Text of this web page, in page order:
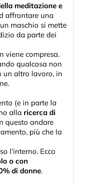
meditazione e
affrontare una
maschio si mette
da parte dei
viene compresa.
qualcosa non
un altro lavoro, in
(e in parte la
alla ricerca di
questo andare
più che la
l’interno. Ecco
o con
di donne.